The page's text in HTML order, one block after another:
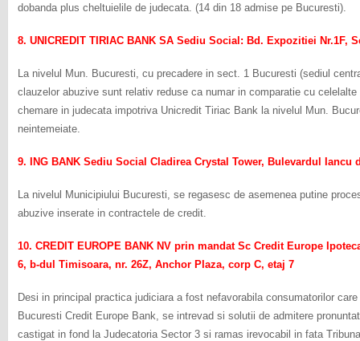
dobanda plus cheltuielile de judecata. (14 din 18 admise pe Bucuresti).
8. UNICREDIT TIRIAC BANK SA Sediu Social: Bd. Expozitiei Nr.1F,
La nivelul Mun. Bucuresti, cu precadere in sect. 1 Bucuresti (sediul
clauzelor abuzive sunt relativ reduse ca numar in comparatie cu
chemare in judecata impotriva Unicredit Tiriac Bank la nivelul Mun.
neintemeiate.
9. ING BANK Sediu Social Cladirea Crystal Tower, Bulevardul Iancu
La nivelul Municipiului Bucuresti, se regasesc de asemenea putine
abuzive inserate in contractele de credit.
10. CREDIT EUROPE BANK NV prin mandat Sc Credit Europe
6, b-dul Timisoara, nr. 26Z, Anchor Plaza, corp C, etaj 7
Desi in principal practica judiciara a fost nefavorabila consumatorilor
Bucuresti Credit Europe Bank, se intrevad si solutii de admitere
castigat in fond la Judecatoria Sector 3 si ramas irevocabil in fata